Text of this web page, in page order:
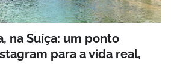
na Suíça: um ponto
para a vida real,